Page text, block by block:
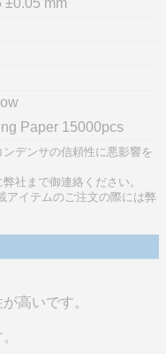
±0.05 mm
Paper 15000pcs
デンサの信頼性に悪影響を
社まで御連絡ください。
アイテムのご注文の際には弊
高いです。